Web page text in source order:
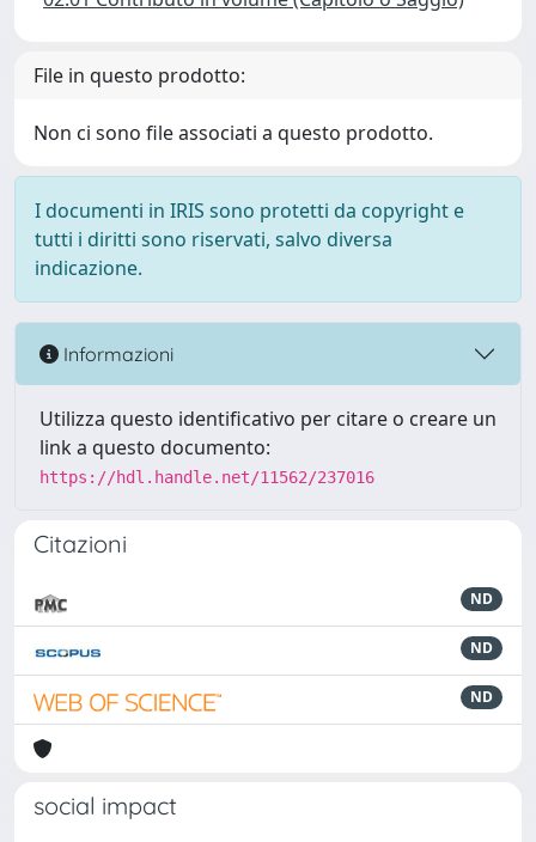
File in questo prodotto:
Non ci sono file associati a questo prodotto.
I documenti in IRIS sono protetti da copyright e
tutti i diritti sono riservati, salvo diversa
indicazione.
Informazioni
Utilizza questo identificativo per citare o creare un
link a questo documento:
https://hdl.handle.net/11562/237016
Citazioni
ND
ND
ND
social impact